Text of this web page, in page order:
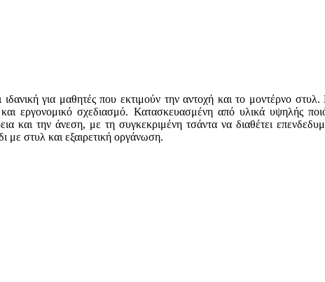
για μαθητές που εκτιμούν την αντοχή και το μοντέρνο
εργονομικό σχεδιασμό. Κατασκευασμένη από υλικά υψηλής
και την άνεση, με τη συγκεκριμένη τσάντα να διαθέτει
με στυλ και εξαιρετική οργάνωση.